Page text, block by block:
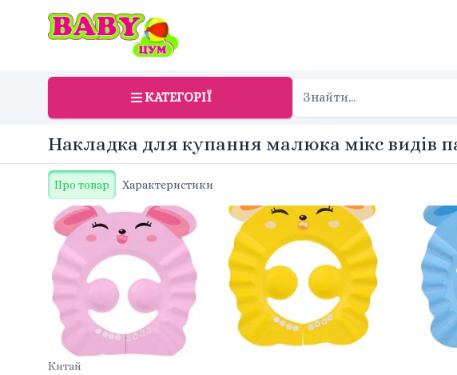
КАТЕГОРІЇ
Накладка для купання малюка мікс видів
Про товар Характеристики
Китай